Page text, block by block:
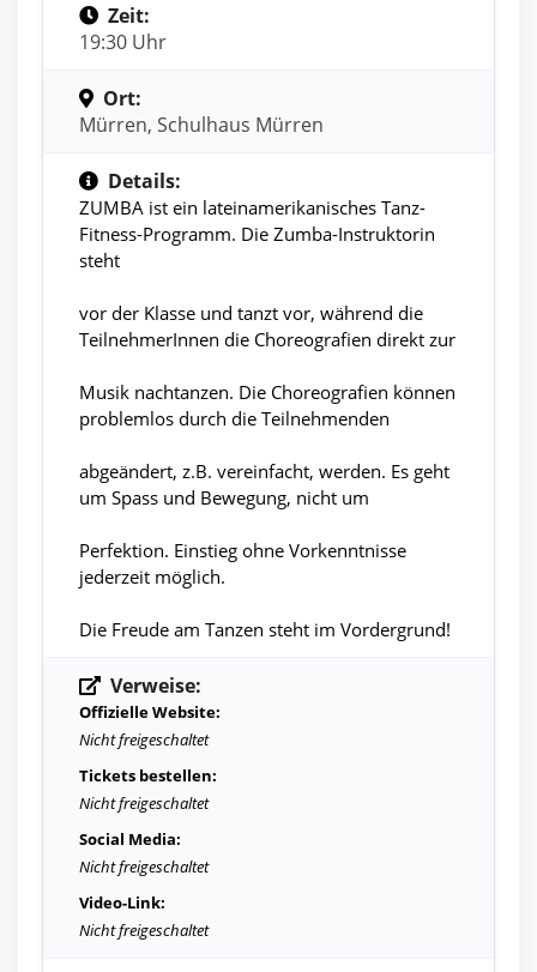
Zeit:
19:30 Uhr
Ort:
Mürren, Schulhaus Mürren
Details:
ZUMBA ist ein lateinamerikanisches Tanz-
Fitness-Programm. Die Zumba-Instruktorin
steht
vor der Klasse und tanzt vor, während die
TeilnehmerInnen die Choreografien direkt zur
Musik nachtanzen. Die Choreografien können
problemlos durch die Teilnehmenden
abgeändert, z.B. vereinfacht, werden. Es geht
um Spass und Bewegung, nicht um
Perfektion. Einstieg ohne Vorkenntnisse
jederzeit möglich.
Die Freude am Tanzen steht im Vordergrund!
Verweise:
Offizielle Website:
Nicht freigeschaltet
Tickets bestellen:
Nicht freigeschaltet
Social Media:
Nicht freigeschaltet
Video-Link:
Nicht freigeschaltet